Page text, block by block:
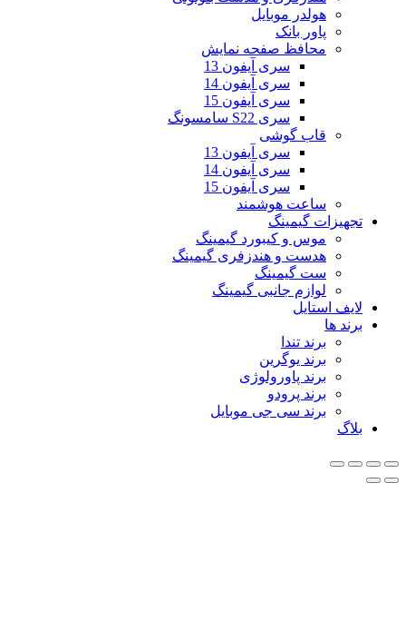
هولدر موبایل
پاور بانک
محافظ صفحه نمایش
سری آیفون 13
سری آیفون 14
سری آیفون 15
سری S22 سامسونگ
قاب گوشی
سری آیفون 13
سری آیفون 14
سری آیفون 15
ساعت هوشمند
تجهیزات گیمینگ
موس و کیبورد گیمینگ
هدست و هندزفری گیمینگ
ست گیمینگ
لوازم جانبی گیمینگ
لایف استایل
برند ها
برند تندا
برند یوگرین
برند پاورولوژی
برند پرودو
برند سی جی موبایل
بلاگ